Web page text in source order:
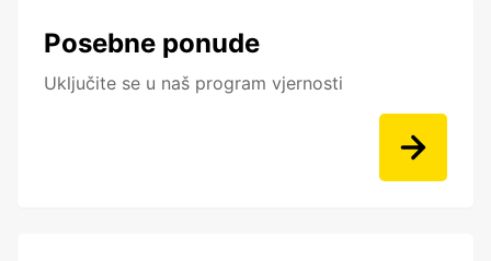
Posebne ponude
Uključite se u naš program vjernosti